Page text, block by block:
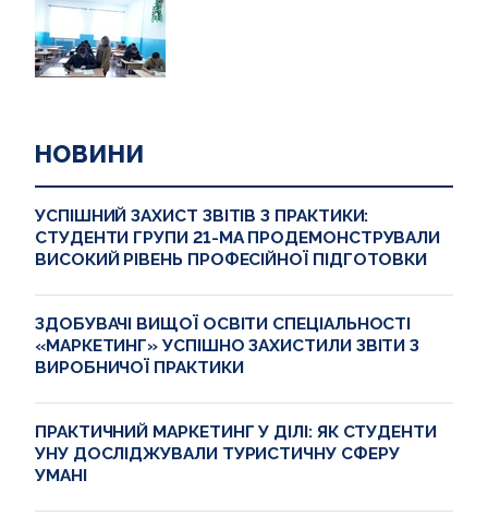
НОВИНИ
УСПІШНИЙ ЗАХИСТ ЗВІТІВ З ПРАКТИКИ:
СТУДЕНТИ ГРУПИ 21-МА ПРОДЕМОНСТРУВАЛИ
ВИСОКИЙ РІВЕНЬ ПРОФЕСІЙНОЇ ПІДГОТОВКИ
ЗДОБУВАЧІ ВИЩОЇ ОСВІТИ СПЕЦІАЛЬНОСТІ
«МАРКЕТИНГ» УСПІШНО ЗАХИСТИЛИ ЗВІТИ З
ВИРОБНИЧОЇ ПРАКТИКИ
ПРАКТИЧНИЙ МАРКЕТИНГ У ДІЛІ: ЯК СТУДЕНТИ
УНУ ДОСЛІДЖУВАЛИ ТУРИСТИЧНУ СФЕРУ
УМАНІ